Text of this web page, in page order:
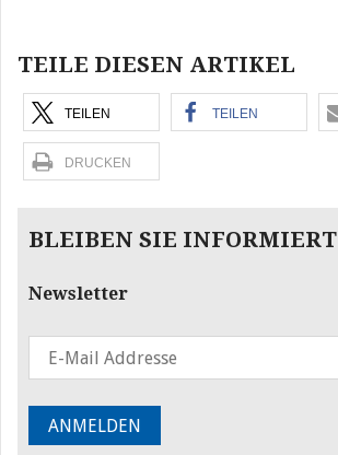
TEILE DIESEN ARTIKEL
TEILEN TEILEN
DRUCKEN
BLEIBEN SIE INFORMIERT
Newsletter